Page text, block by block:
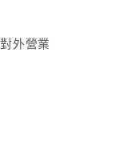
外營業